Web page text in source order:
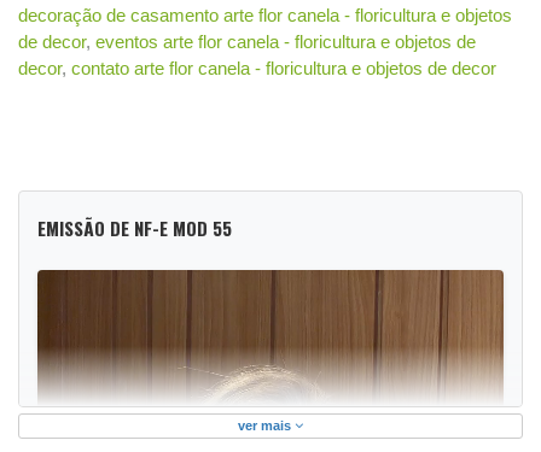
decoração de casamento arte flor canela - floricultura e objetos
de decor, eventos arte flor canela - floricultura e objetos de
decor, contato arte flor canela - floricultura e objetos de decor
EMISSÃO DE NF-E MOD 55
ver mais